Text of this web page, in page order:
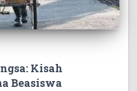
Kisah
Beasiswa